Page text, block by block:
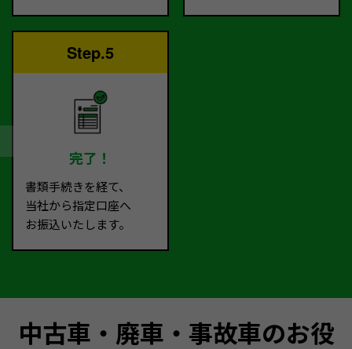
Step.5
完了！
書類手続きを経て、
当社から指定口座へ
お振込いたします。
中古車・廃車・事故車のお役